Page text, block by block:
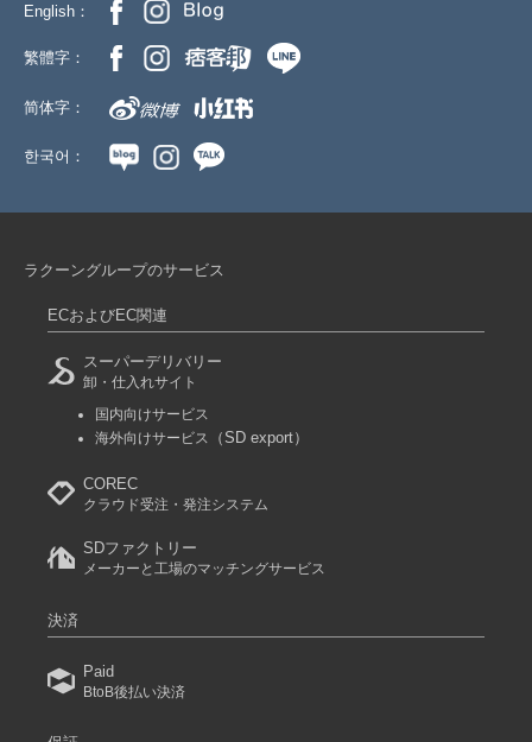
English：
繁體字：
简体字：
한국어：
ラクーングループのサービス
ECおよびEC関連
スーパーデリバリー
卸・仕入れサイト
国内向けサービス
海外向けサービス
（SD export）
COREC
クラウド受注・発注システム
SDファクトリー
メーカーと工場のマッチングサービス
決済
Paid
BtoB後払い決済